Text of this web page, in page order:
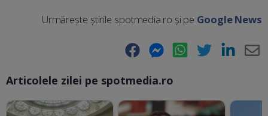
Urmărește știrile spotmedia.ro și pe Google News
Facebook Messenger WhatsApp Twitter LinkedIn
Articolele zilei pe spotmedia.ro